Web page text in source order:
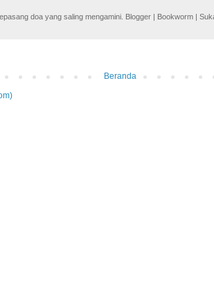
doa yang saling mengamini. Blogger | Bookworm |
Beranda